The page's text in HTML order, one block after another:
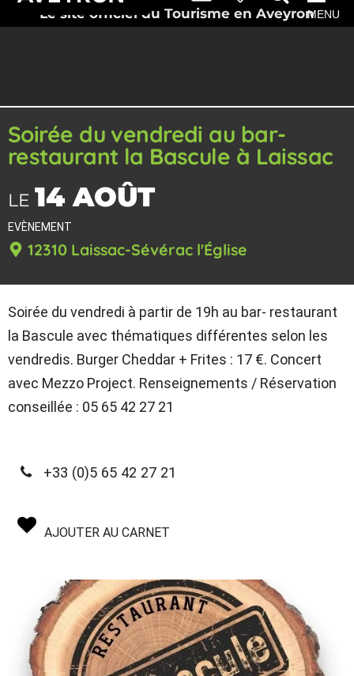
Le site officiel du Tourisme en AveyronMENU
Soirée du vendredi au bar-
restaurant la Bascule à Laissac
LE 14 AOÛT
EVÈNEMENT
12310 Laissac-Sévérac l'Église
Soirée du vendredi à partir de 19h au bar- restaurant
la Bascule avec thématiques différentes selon les
vendredis. Burger Cheddar + Frites : 17 €. Concert
avec Mezzo Project. Renseignements / Réservation
conseillée : 05 65 42 27 21
+33 (0)5 65 42 27 21
AJOUTER AU CARNET